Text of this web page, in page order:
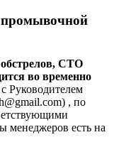
промывочной
СТО
во временно
Руководителем
, по
менеджеров есть на